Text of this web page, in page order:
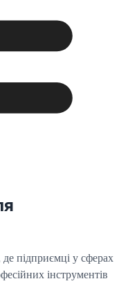
підприємці у сферах
інструментів